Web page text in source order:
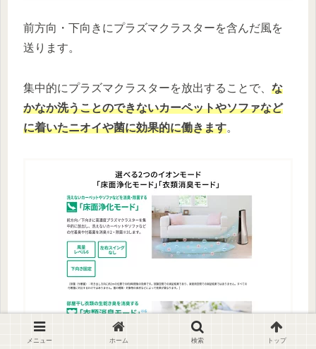
前方向・下向きにプラズマクラスターを含んだ風を
送ります。
集中的にプラズマクラスターを放出することで、 な
かなか洗うことのできないカーペットやソファなど
に着いたニオイや菌に効果的に働きます。
メニュー ホーム 検索 トップ